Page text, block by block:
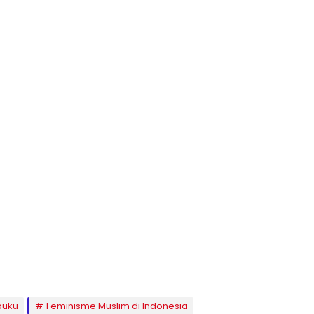
Feminisme Muslim di Indonesia